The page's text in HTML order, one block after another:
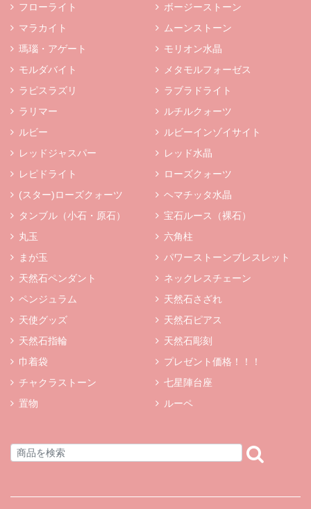
フローライト
ボージーストーン
マラカイト
ムーンストーン
瑪瑙・アゲート
モリオン水晶
モルダバイト
メタモルフォーゼス
ラピスラズリ
ラブラドライト
ラリマー
ルチルクォーツ
ルビー
ルビーインゾイサイト
レッドジャスパー
レッド水晶
レピドライト
ローズクォーツ
(スター)ローズクォーツ
ヘマチッタ水晶
タンブル（小石・原石）
宝石ルース（裸石）
丸玉
六角柱
まが玉
パワーストーンブレスレット
天然石ペンダント
ネックレスチェーン
ペンジュラム
天然石さざれ
天使グッズ
天然石ピアス
天然石指輪
天然石彫刻
巾着袋
プレゼント価格！！！
チャクラストーン
七星陣台座
置物
ルーペ